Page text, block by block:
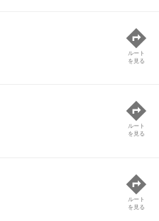
ルート
を見る
ルート
を見る
ルート
を見る